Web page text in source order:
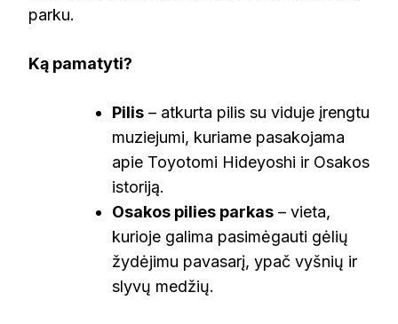
parku.
Ką pamatyti?
Pilis – atkurta pilis su viduje įrengtu
muziejumi, kuriame pasakojama
apie Toyotomi Hideyoshi ir Osakos
istoriją.
Osakos pilies parkas – vieta,
kurioje galima pasimėgauti gėlių
žydėjimu pavasarį, ypač vyšnių ir
slyvų medžių.